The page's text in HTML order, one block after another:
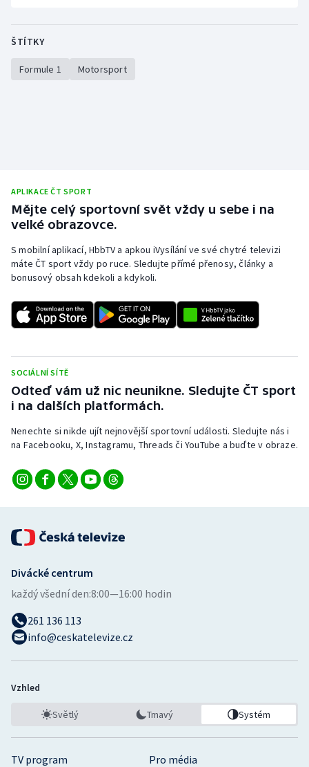
ŠTÍTKY
Formule 1 Motorsport
APLIKACE ČT SPORT
Mějte celý sportovní svět vždy u sebe i na
velké obrazovce.
S mobilní aplikací, HbbTV a apkou iVysílání ve své chytré televizi
máte ČT sport vždy po ruce. Sledujte přímé přenosy, články a
bonusový obsah kdekoli a kdykoli.
SOCIÁLNÍ SÍTĚ
Odteď vám už nic neunikne. Sledujte ČT sport
i na dalších platformách.
Nenechte si nikde ujít nejnovější sportovní události. Sledujte nás i
na Facebooku, X, Instagramu, Threads či YouTube a buďte v obraze.
TV program Pro média
Divácké centrum
každý všední den:8:00—16:00 hodin
261 136 113
info@ceskatelevize.cz
Vzhled
Světlý Tmavý Systém